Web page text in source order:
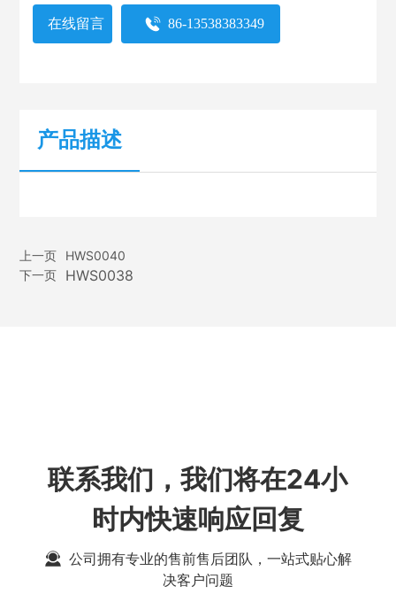
在线留言 86-13538383349
产品描述
上一页
HWS0040
下一页
HWS0038
联系我们，我们将在24小
时内快速响应回复
公司拥有专业的售前售后团队，一站式贴心解
决客户问题